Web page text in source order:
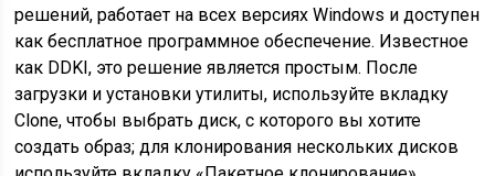
решений, работает на всех версиях Windows и доступен
как бесплатное программное обеспечение. Известное
как DDKI, это решение является простым. После
загрузки и установки утилиты, используйте вкладку
Clone, чтобы выбрать диск, с которого вы хотите
создать образ; для клонирования нескольких дисков